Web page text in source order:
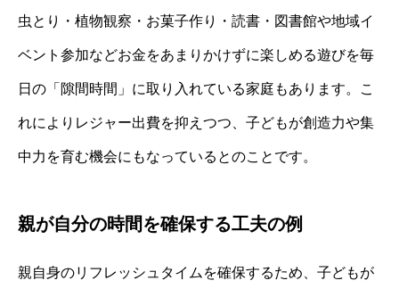
虫とり・植物観察・お菓子作り・読書・図書館や地域イ
ベント参加などお金をあまりかけずに楽しめる遊びを毎
日の「隙間時間」に取り入れている家庭もあります。こ
れによりレジャー出費を抑えつつ、子どもが創造力や集
中力を育む機会にもなっているとのことです。
親が自分の時間を確保する工夫の例
親自身のリフレッシュタイムを確保するため、子どもが